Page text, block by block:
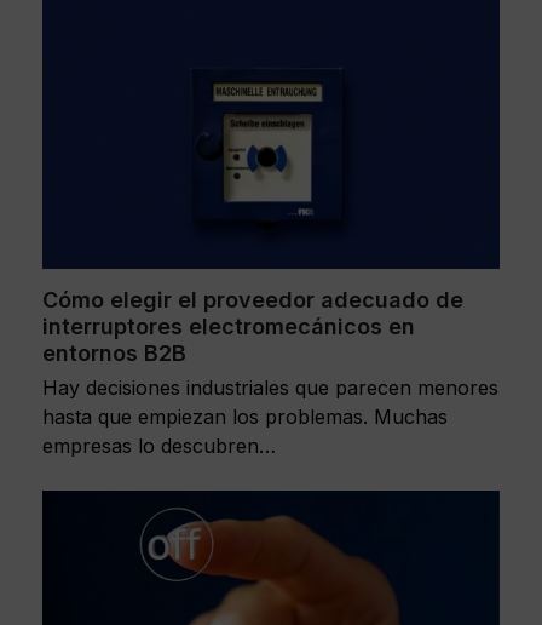
Cómo elegir el proveedor adecuado de
interruptores electromecánicos en
entornos B2B
Hay decisiones industriales que parecen menores
hasta que empiezan los problemas. Muchas
empresas lo descubren…